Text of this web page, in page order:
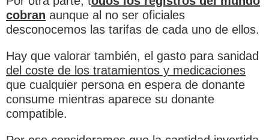
cobran aunque al no ser oficiales
desconocemos las tarifas de cada uno de ellos.
Hay que valorar también, el gasto para sanidad
del coste de los tratamientos y medicaciones
que cualquier persona en espera de donante
consume mientras aparece su donante
compatible.